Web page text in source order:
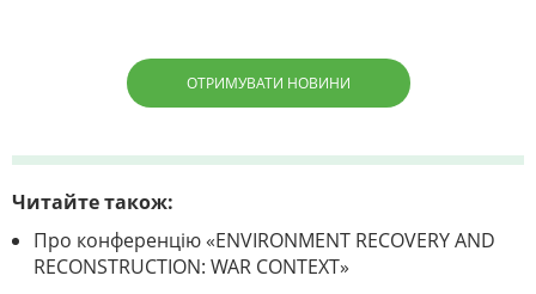
ОТРИМУВАТИ НОВИНИ
Читайте також:
Про конференцію «ENVIRONMENT RECOVERY AND
RECONSTRUCTION: WAR CONTEXT»